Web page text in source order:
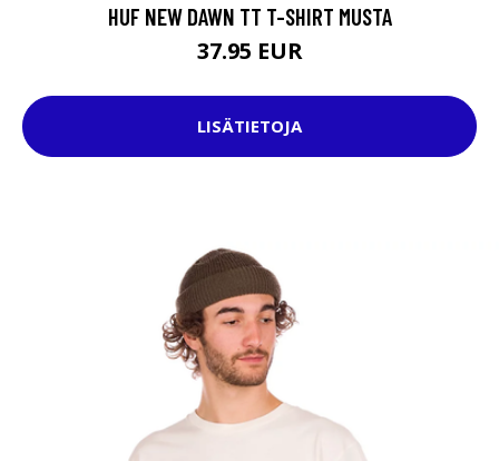
HUF NEW DAWN TT T-SHIRT MUSTA
37.95 EUR
LISÄTIETOJA